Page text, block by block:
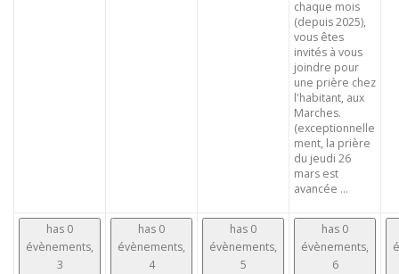
chaque mois
(depuis 2025),
vous êtes
invités à vous
joindre pour
une prière chez
l'habitant, aux
Marches.
(exceptionnelle
ment, la prière
du jeudi 26
mars est
avancée ...
has 0
évènements,
3
has 0
évènements,
4
has 0
évènements,
5
has 0
évènements,
6